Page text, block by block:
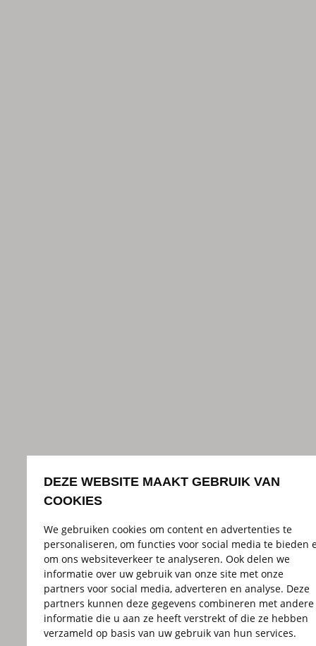
DEZE WEBSITE MAAKT GEBRUIK VAN
COOKIES
We gebruiken cookies om content en advertenties te
personaliseren, om functies voor social media te bieden
om ons websiteverkeer te analyseren. Ook delen we
informatie over uw gebruik van onze site met onze
partners voor social media, adverteren en analyse. Deze
partners kunnen deze gegevens combineren met andere
informatie die u aan ze heeft verstrekt of die ze hebben
verzameld op basis van uw gebruik van hun services.